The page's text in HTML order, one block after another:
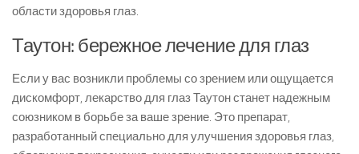
области здоровья глаз.
Таутон: бережное лечение для глаз
Если у вас возникли проблемы со зрением или ощущается
дискомфорт, лекарство для глаз Таутон станет надежным
союзником в борьбе за ваше зрение. Это препарат,
разработанный специально для улучшения здоровья глаз,